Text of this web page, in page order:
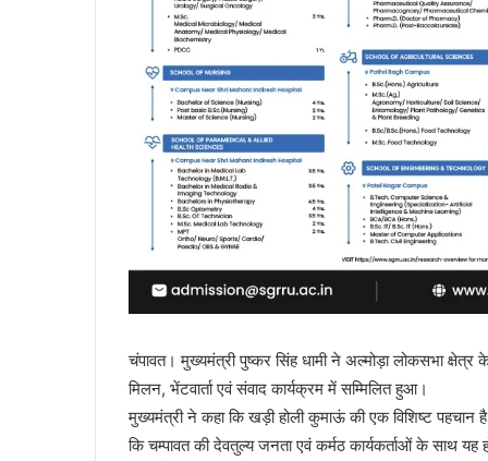
चंपावत। मुख्यमंत्री पुष्कर सिंह धामी ने अल्मोड़ा लोकसभा क्षेत्र के
मिलन, भेंटवार्ता एवं संवाद कार्यक्रम में सम्मिलित हुआ।
मुख्यमंत्री ने कहा कि खड़ी होली कुमाऊं की एक विशिष्ट पहचान
कि चम्पावत की देवतुल्य जनता एवं कर्मठ कार्यकर्ताओं के साथ यह